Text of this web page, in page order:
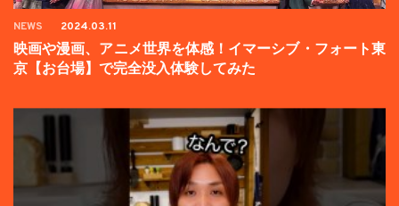
NEWS 2024.03.11
映画や漫画、アニメ世界を体感！イマーシブ・フォート東
京【お台場】で完全没入体験してみた